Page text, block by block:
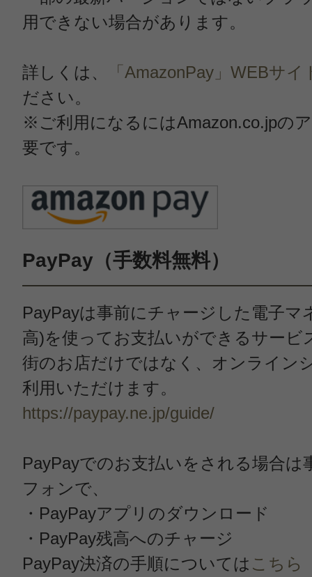
用できない場合があります。
詳しくは、
「AmazonPay」WEBサイ
ださい。
※ご利用になるにはAmazon.co.jpの
要です。
PayPay（手数料無料）
PayPayは事前にチャージした電子マ
高)を使ってお支払いができるサービ
街のお店だけではなく、オンライン
利用いただけます。
https://paypay.ne.jp/guide/
PayPayでのお支払いをされる場合は
フォンで、
・PayPayアプリのダウンロード
・PayPay残高へのチャージ
PayPay決済の手順については こちら